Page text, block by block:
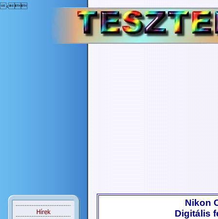
‹
Nikon
Digitális